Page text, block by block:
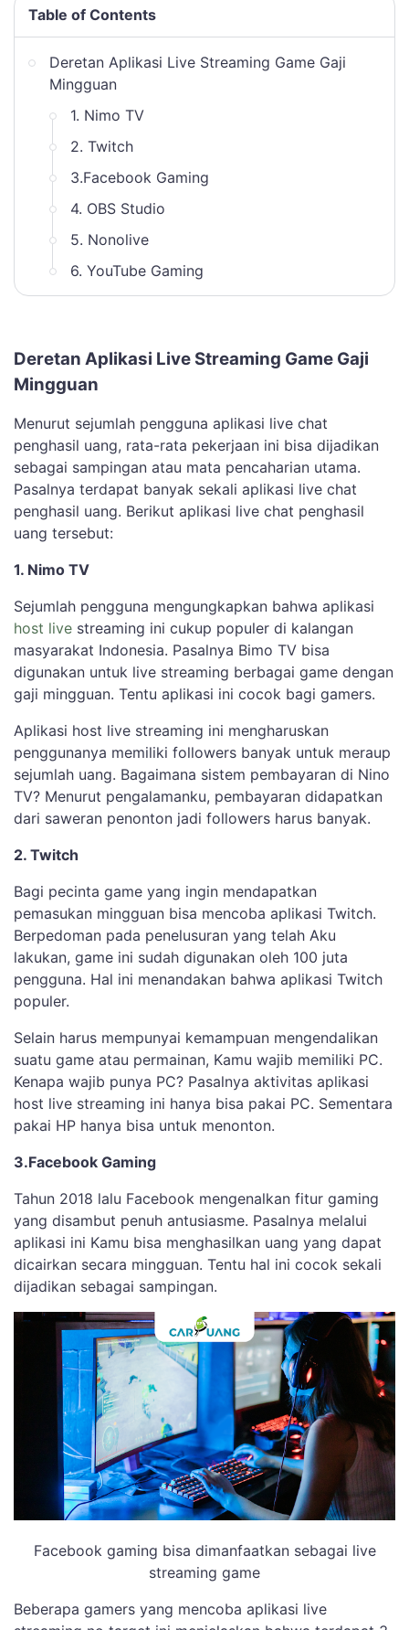
Table of Contents
Deretan Aplikasi Live Streaming Game Gaji
Mingguan
1. Nimo TV
2. Twitch
3.Facebook Gaming
4. OBS Studio
5. Nonolive
6. YouTube Gaming
Deretan Aplikasi Live Streaming Game Gaji
Mingguan
Menurut sejumlah pengguna aplikasi live chat
penghasil uang, rata-rata pekerjaan ini bisa dijadikan
sebagai sampingan atau mata pencaharian utama.
Pasalnya terdapat banyak sekali aplikasi live chat
penghasil uang. Berikut aplikasi live chat penghasil
uang tersebut:
1. Nimo TV
Sejumlah pengguna mengungkapkan bahwa aplikasi
host live streaming ini cukup populer di kalangan
masyarakat Indonesia. Pasalnya Bimo TV bisa
digunakan untuk live streaming berbagai game dengan
gaji mingguan. Tentu aplikasi ini cocok bagi gamers.
Aplikasi host live streaming ini mengharuskan
penggunanya memiliki followers banyak untuk meraup
sejumlah uang. Bagaimana sistem pembayaran di Nino
TV? Menurut pengalamanku, pembayaran didapatkan
dari saweran penonton jadi followers harus banyak.
2. Twitch
Bagi pecinta game yang ingin mendapatkan
pemasukan mingguan bisa mencoba aplikasi Twitch.
Berpedoman pada penelusuran yang telah Aku
lakukan, game ini sudah digunakan oleh 100 juta
pengguna. Hal ini menandakan bahwa aplikasi Twitch
populer.
Selain harus mempunyai kemampuan mengendalikan
suatu game atau permainan, Kamu wajib memiliki PC.
Kenapa wajib punya PC? Pasalnya aktivitas aplikasi
host live streaming ini hanya bisa pakai PC. Sementara
pakai HP hanya bisa untuk menonton.
3.Facebook Gaming
Tahun 2018 lalu Facebook mengenalkan fitur gaming
yang disambut penuh antusiasme. Pasalnya melalui
aplikasi ini Kamu bisa menghasilkan uang yang dapat
dicairkan secara mingguan. Tentu hal ini cocok sekali
dijadikan sebagai sampingan.
Facebook gaming bisa dimanfaatkan sebagai live
streaming game
Beberapa gamers yang mencoba aplikasi live